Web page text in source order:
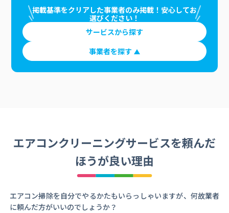
掲載基準をクリアした事業者のみ掲載！安心してお
選びください！
サービスから探す
事業者を探す
エアコンクリーニングサービスを頼んだ
ほうが良い理由
エアコン掃除を自分でやるかたもいらっしゃいますが、何故業者
に頼んだ方がいいのでしょうか？